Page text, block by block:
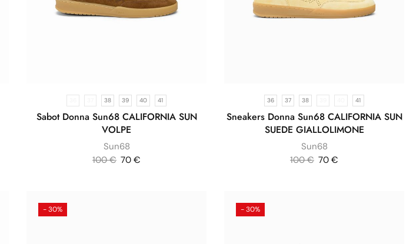
38 39 40 41
Sabot Donna Sun68 CALIFORNIA SUN
VOLPE
Sun68
100€ 70 €
36 37 38 41
Sneakers Donna Sun68 CALIFORNIA SUN
SUEDE GIALLOLIMONE
Sun68
100€ 70 €
- 30% - 30%